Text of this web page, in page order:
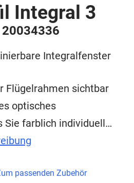
Integral 3
Integralfenster
Flügelrahmen sichtbar
optisches
Sie farblich individuell…
passenden Zubehör